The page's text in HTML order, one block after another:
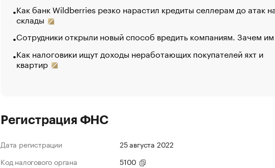
Как банк Wildberries резко нарастил кредиты селлерам до атак
склады
Сотрудники открыли новый способ вредить компаниям. Зачем
Как налоговики ищут доходы неработающих покупателей яхт и
квартир
Регистрация ФНС
Дата регистрации
25 августа 2022
Код налогового органа
5100